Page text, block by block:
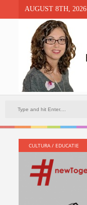
AUGUST 8TH, 2026
CULTURA/ EDUCATIE